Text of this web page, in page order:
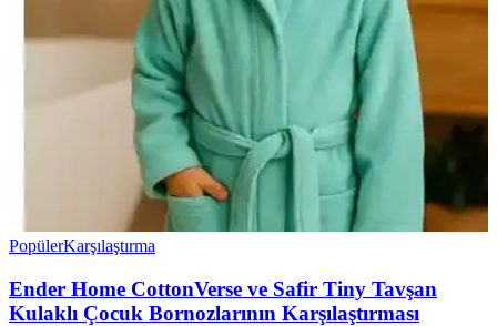
PopülerKarşılaştırma
Ender Home CottonVerse ve Safir Tiny Tavşan
Kulaklı Çocuk Bornozlarının Karşılaştırması